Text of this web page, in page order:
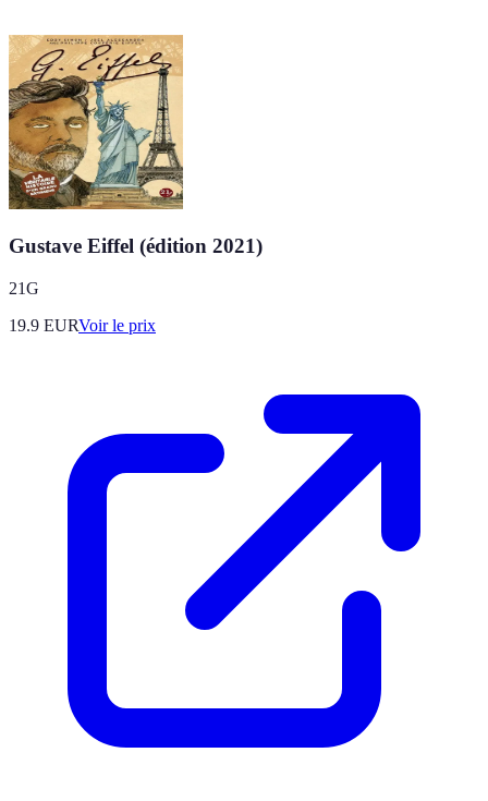
Gustave Eiffel (édition 2021)
21G
19.9 EURVoir le prix